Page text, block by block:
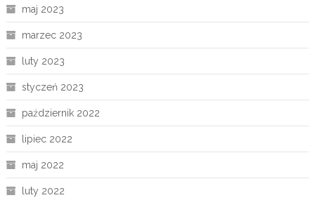
maj 2023
marzec 2023
luty 2023
styczeń 2023
październik 2022
lipiec 2022
maj 2022
luty 2022